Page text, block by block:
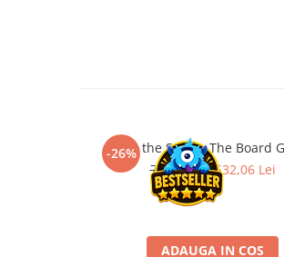
-26%
Slay the Spire - The Board
719,00 Lei532,06 Lei
ADAUGA IN COS